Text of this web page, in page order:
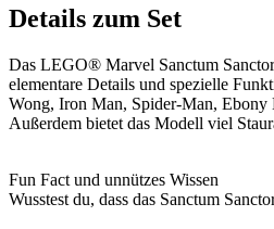
Details zum Set
Das LEGO® Marvel Sanctum
elementare Details und spezielle
Wong, Iron Man, Spider-Man, Ebony
Außerdem bietet das Modell viel
Fun Fact und unnützes Wissen
Wusstest du, dass das Sanctum